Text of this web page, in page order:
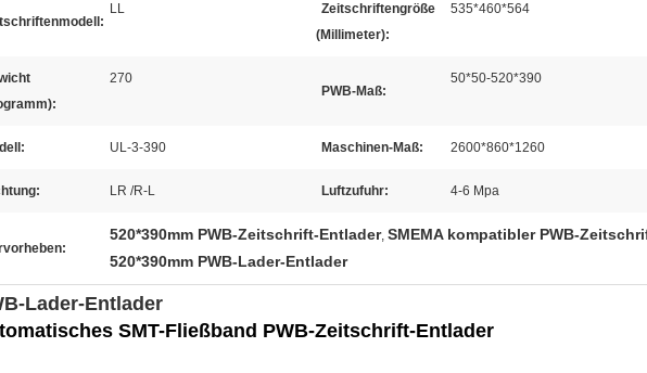
LL
Zeitschriftengröße
(Millimeter):
535*460*564
270
PWB-Maß:
50*50-520*390
UL-3-390 Maschinen-Maß: 2600*860*1260
LR /R-L Luftzufuhr: 4-6 Mpa
520*390mm PWB-Zeitschrift-Entlader, SMEMA kompatibler PWB-
520*390mm PWB-Lader-Entlader
Lader-Entlader
SMT-Fließband PWB-Zeitschrift-Entlader